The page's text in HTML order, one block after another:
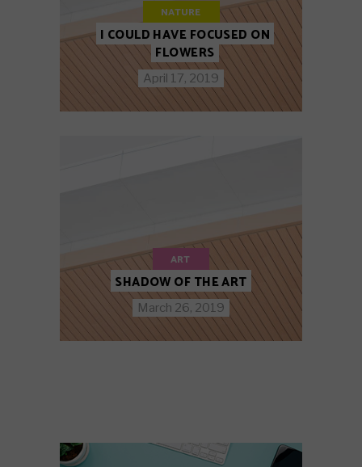
NATURE
I COULD HAVE FOCUSED ON
FLOWERS
April 17, 2019
ART
SHADOW OF THE ART
March 26, 2019